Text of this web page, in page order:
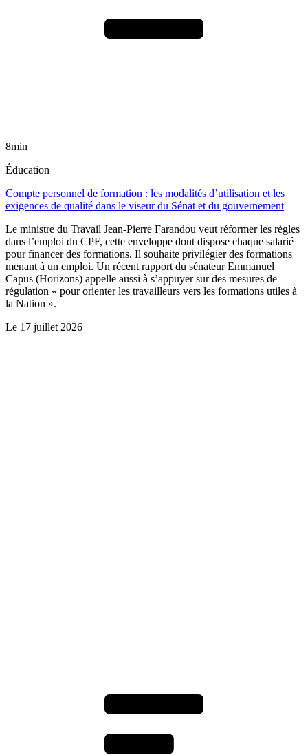
8min
Éducation
Compte personnel de formation : les modalités d’utilisation et les
exigences de qualité dans le viseur du Sénat et du gouvernement
Le ministre du Travail Jean-Pierre Farandou veut réformer les règles
dans l’emploi du CPF, cette enveloppe dont dispose chaque salarié
pour financer des formations. Il souhaite privilégier des formations
menant à un emploi. Un récent rapport du sénateur Emmanuel
Capus (Horizons) appelle aussi à s’appuyer sur des mesures de
régulation « pour orienter les travailleurs vers les formations utiles à
la Nation ».
Le 17 juillet 2026